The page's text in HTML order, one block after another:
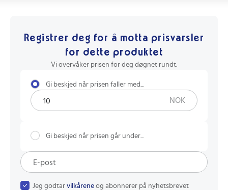
Registrer deg for å motta prisvarsler
for dette produktet
Vi overvåker prisen for deg døgnet rundt.
Gi beskjed når prisen faller med...
NOK
Gi beskjed når prisen går under...
Jeg godtar vilkårene og abonnerer på nyhetsbrevet